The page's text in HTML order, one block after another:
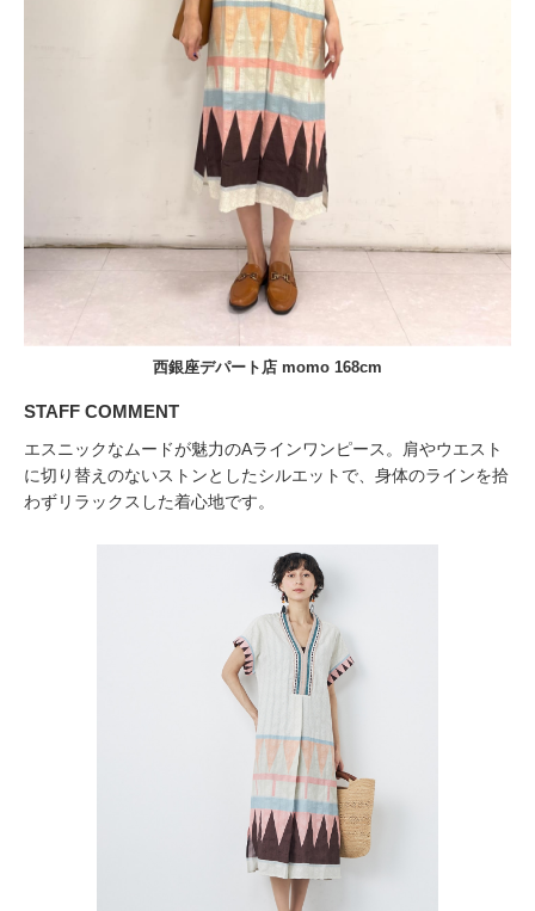
西銀座デパート店 momo 168cm
STAFF COMMENT
エスニックなムードが魅力のAラインワンピース。肩やウエスト
に切り替えのないストンとしたシルエットで、身体のラインを拾
わずリラックスした着心地です。